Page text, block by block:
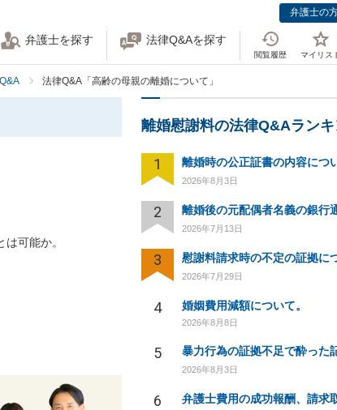
弁護士の
弁護士を探す 法律Q&Aを探す
閲覧履歴 マイリス
法律Q&A「高齢の母親の離婚について」
可能か。
離婚慰謝料の法律Q&Aラン
1 離婚時の公正証書の内容につ
2026年8月3日
2
2026年7月13日
3
2026年7月29日
4 婚姻費用減額について。
2026年8月8日
5
2026年8月3日
6